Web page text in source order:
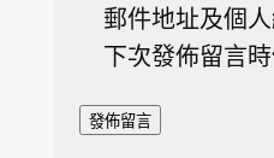
郵件地址及個
下次發佈留言時